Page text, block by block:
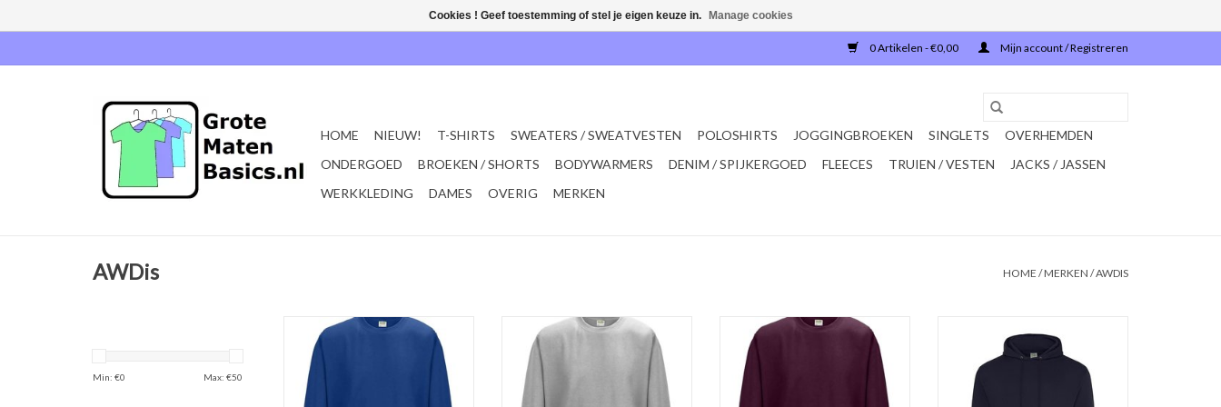
0 Artikelen - €0,00 Mijn account / Registreren
HOME NIEUW! T-SHIRTS SWEATERS / SWEATVESTEN POLOSHIRTS JOGGINGBROEKEN SINGLETS
OVERHEMDEN
ONDERGOED
BROEKEN / SHORTS BODYWARMERS DENIM / SPIJKERGOED FLEECES TRUIEN / VESTEN
JACKS / JASSEN
WERKKLEDING
DAMES OVERIG MERKEN
AWDis HOME /MERKEN /AWDIS
Min: €0 Max: €50
Mooie casual Set-In SWEATER in
'JH030'Verkrijgbaar in 9 kleuren in
Gemaakt van 80% ringgesponnen
Mooie licht grijze casual Set-In
'JH030'Verkrijgbaar in 9 kleuren in
Gemaakt van 80% ringgesponnen
Mooie bordeaux casual Set-In
'JH030'Verkrijgbaar in 9 kleuren in
Gemaakt van 80% ringgesponnen
SWEATER met capuchon van AWDis
'JH001'Verkrijgbaar in 13 kleuren in
Gemaakt van 80% ringgesponnen
Cookies ! Geef toestemming of stel je eigen keuze in. Manage cookies